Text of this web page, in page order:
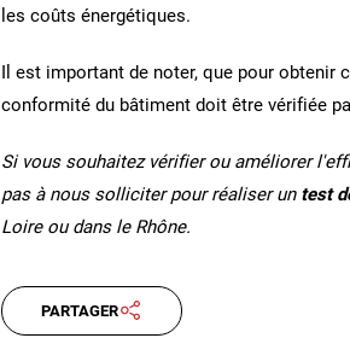
les coûts énergétiques.
Il est important de noter, que pour obtenir
conformité du bâtiment doit être vérifiée
Si vous souhaitez vérifier ou améliorer
pas à nous solliciter pour réaliser un test
Loire ou dans le Rhône.
PARTAGER